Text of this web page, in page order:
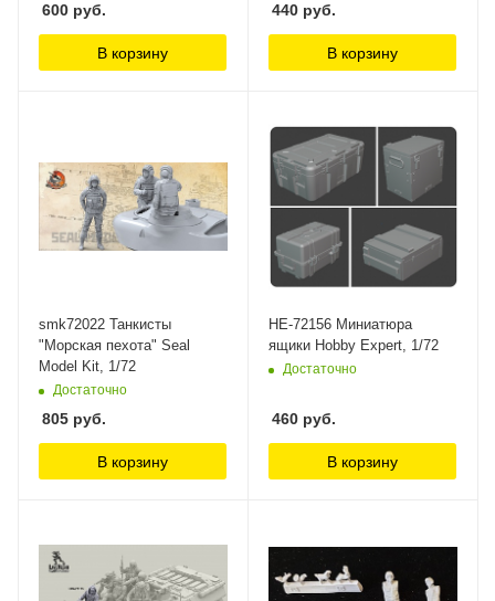
600 руб.
В корзину
440 руб.
В корзину
smk72022 Танкисты
"Морская пехота" Seal
Model Kit, 1/72
Достаточно
805 руб.
В корзину
HE-72156 Миниатюра
ящики Hobby Expert, 1/72
Достаточно
460 руб.
В корзину